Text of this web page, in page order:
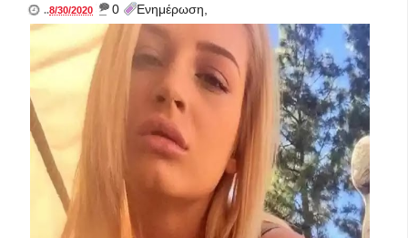
..8/30/2020 _ 0 Ενημέρωση,